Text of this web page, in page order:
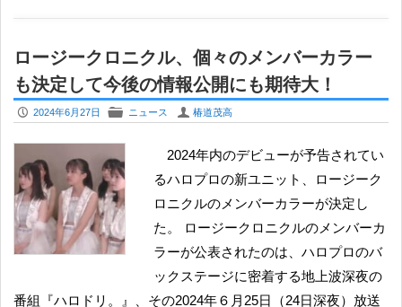
ロージークロニクル、個々のメンバーカラー
も決定して今後の情報公開にも期待大！
P 2024年6月27日 F ニュース U 椿道茂高
2024年内のデビューが予告されてい
るハロプロの新ユニット、ロージーク
ロニクルのメンバーカラーが決定し
た。 ロージークロニクルのメンバーカ
ラーが公表されたのは、ハロプロのバ
ックステージに密着する地上波深夜の
番組『ハロドリ。』、その2024年６月25日（24日深夜）放送